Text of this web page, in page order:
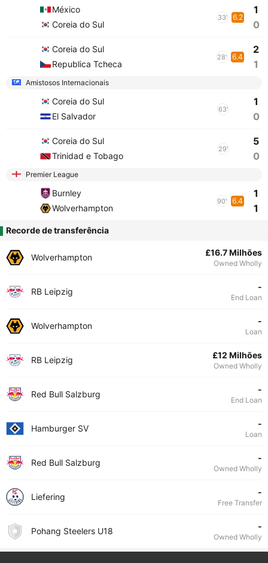
México
Coreia do Sul
33' 6.2
1
0
Coreia do Sul
Republica Tcheca
28' 6.4
2
1
Amistosos Internacionais
Coreia do Sul
El Salvador
63'
1
0
Coreia do Sul
Trinidad e Tobago
29'
5
0
Premier League
Burnley
Wolverhampton
90' 6.4
1
1
Recorde de transferência
Wolverhampton £16.7 Milhões
Owned Wholly
RB Leipzig -
End Loan
Wolverhampton -
Loan
RB Leipzig £12 Milhões
Owned Wholly
Red Bull Salzburg -
End Loan
Hamburger SV -
Loan
Red Bull Salzburg -
Owned Wholly
Liefering -
Free Transfer
Pohang Steelers U18 -
Owned Wholly